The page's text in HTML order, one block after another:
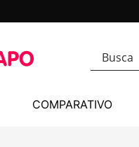
COMPARATIVO